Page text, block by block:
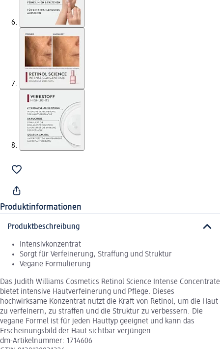
Produktinformationen
Produktbeschreibung
Intensivkonzentrat
Sorgt für Verfeinerung, Straffung und Struktur
Vegane Formulierung
Das Judith Williams Cosmetics Retinol Science Intense Concentrate
bietet intensive Hautverfeinerung und Pflege. Dieses
hochwirksame Konzentrat nutzt die Kraft von Retinol, um die Haut
zu verfeinern, zu straffen und die Struktur zu verbessern. Die
vegane Formel ist für jeden Hauttyp geeignet und kann das
Erscheinungsbild der Haut sichtbar verjüngen.
dm-Artikelnummer: 1714606